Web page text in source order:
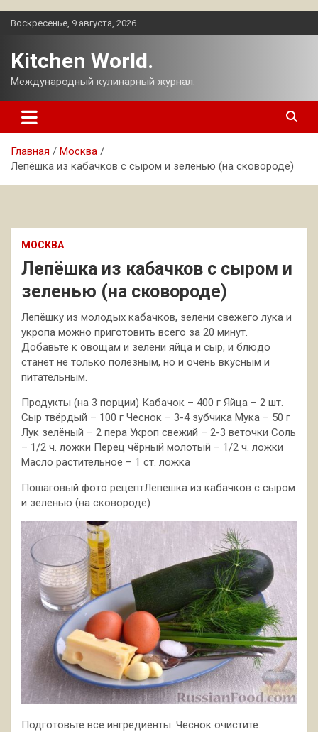
Перейти
Воскресенье, 9 августа, 2026
Kitchen World.
Международный кулинарный журнал.
Главная
Москва
Лепёшка из кабачков с сыром и зеленью (на сковороде)
МОСКВА
Лепёшка из кабачков с сыром и
зеленью (на сковороде)
Лепёшку из молодых кабачков, зелени свежего лука и
укропа можно приготовить всего за 20 минут.
Добавьте к овощам и зелени яйца и сыр, и блюдо
станет не только полезным, но и очень вкусным и
питательным.
Продукты (на 3 порции) Кабачок – 400 г Яйца – 2 шт.
Сыр твёрдый – 100 г Чеснок – 3-4 зубчика Мука – 50 г
Лук зелёный – 2 пера Укроп свежий – 2-3 веточки Соль
– 1/2 ч. ложки Перец чёрный молотый – 1/2 ч. ложки
Масло растительное – 1 ст. ложка
Пошаговый фото рецептЛепёшка из кабачков с сыром
и зеленью (на сковороде)
Подготовьте все ингредиенты. Чеснок очистите.